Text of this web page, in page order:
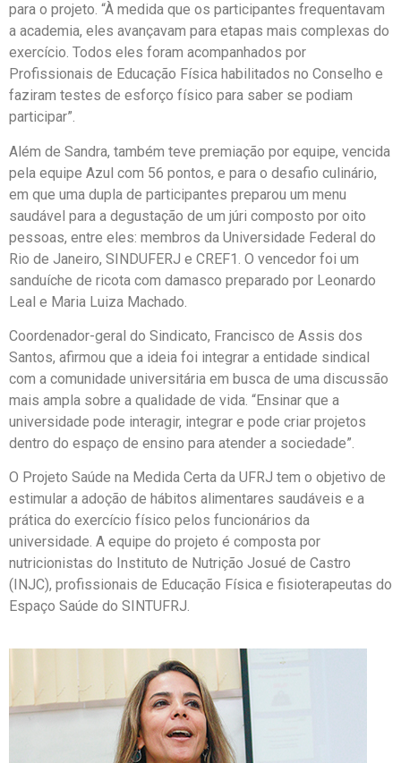
para o projeto. “À medida que os participantes frequentavam
a academia, eles avançavam para etapas mais complexas do
exercício. Todos eles foram acompanhados por
Profissionais de Educação Física habilitados no Conselho e
faziram testes de esforço físico para saber se podiam
participar”.
Além de Sandra, também teve premiação por equipe, vencida
pela equipe Azul com 56 pontos, e para o desafio culinário,
em que uma dupla de participantes preparou um menu
saudável para a degustação de um júri composto por oito
pessoas, entre eles: membros da Universidade Federal do
Rio de Janeiro, SINDUFERJ e CREF1. O vencedor foi um
sanduíche de ricota com damasco preparado por Leonardo
Leal e Maria Luiza Machado.
Coordenador-geral do Sindicato, Francisco de Assis dos
Santos, afirmou que a ideia foi integrar a entidade sindical
com a comunidade universitária em busca de uma discussão
mais ampla sobre a qualidade de vida. “Ensinar que a
universidade pode interagir, integrar e pode criar projetos
dentro do espaço de ensino para atender a sociedade”.
O Projeto Saúde na Medida Certa da UFRJ tem o objetivo de
estimular a adoção de hábitos alimentares saudáveis e a
prática do exercício físico pelos funcionários da
universidade. A equipe do projeto é composta por
nutricionistas do Instituto de Nutrição Josué de Castro
(INJC), profissionais de Educação Física e fisioterapeutas do
Espaço Saúde do SINTUFRJ.